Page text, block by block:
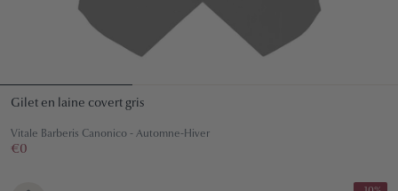
Gilet en laine covert gris
Vitale Barberis Canonico - Automne-Hiver
Prix
€0